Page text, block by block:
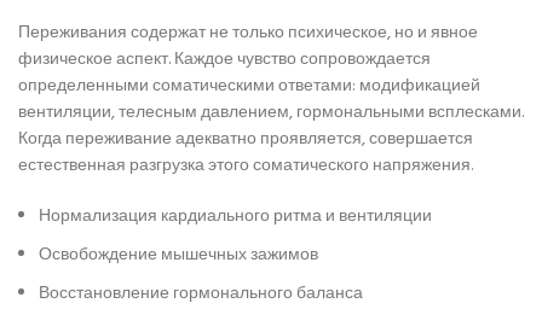
Переживания содержат не только психическое, но и явное
физическое аспект. Каждое чувство сопровождается
определенными соматическими ответами: модификацией
вентиляции, телесным давлением, гормональными всплесками.
Когда переживание адекватно проявляется, совершается
естественная разгрузка этого соматического напряжения.
Нормализация кардиального ритма и вентиляции
Освобождение мышечных зажимов
Восстановление гормонального баланса